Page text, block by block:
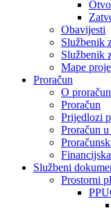
Obavijesti
Službenik
Službenik
Mape
Proračun
O
Proračun
Prijedlozi
Proračun
Službeni
Prostorni